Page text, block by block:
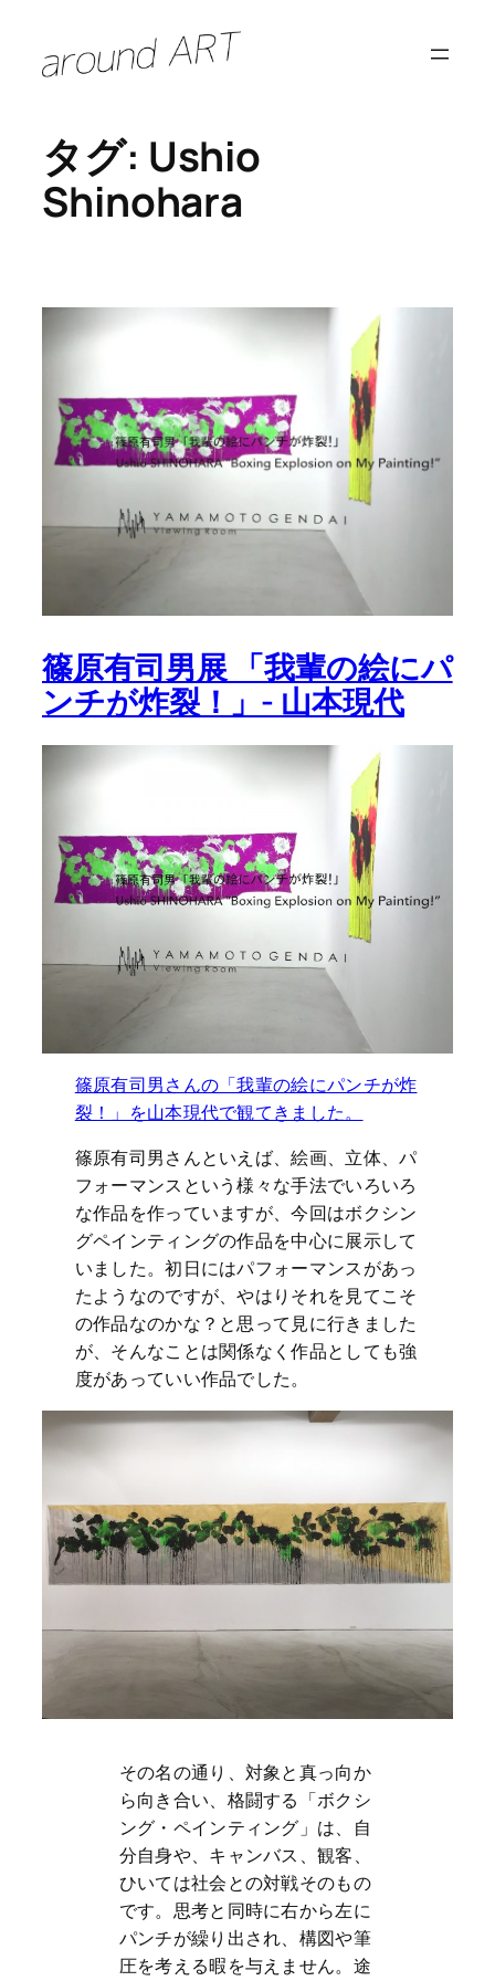
タグ: Ushio
Shinohara
篠原有司男展 「我輩の絵にパ
ンチが炸裂！」- 山本現代
篠原有司男さんの「我輩の絵にパンチが炸
裂！」を山本現代で観てきました。
篠原有司男さんといえば、絵画、立体、パ
フォーマンスという様々な手法でいろいろ
な作品を作っていますが、今回はボクシン
グペインティングの作品を中心に展示して
いました。初日にはパフォーマンスがあっ
たようなのですが、やはりそれを見てこそ
の作品なのかな？と思って見に行きました
が、そんなことは関係なく作品としても強
度があっていい作品でした。
その名の通り、対象と真っ向か
ら向き合い、格闘する「ボクシ
ング・ペインティング」は、自
分自身や、キャンバス、観客、
ひいては社会との対戦そのもの
です。思考と同時に右から左に
パンチが繰り出され、構図や筆
圧を考える暇を与えません。途